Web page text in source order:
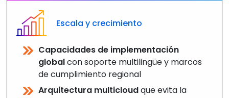
Escala y crecimiento
Capacidades de implementación
globalcon soporte multilingüe y marcos
de cumplimiento regional
Arquitectura multicloudque evita la